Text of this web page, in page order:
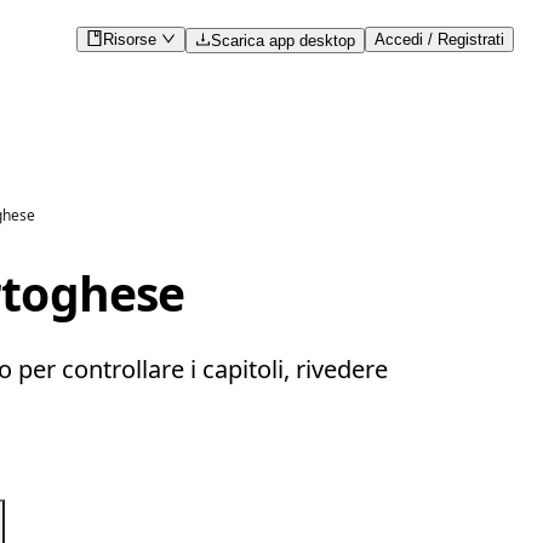
Risorse Scarica app desktop Accedi / Registrati
per controllare i capitoli, rivedere